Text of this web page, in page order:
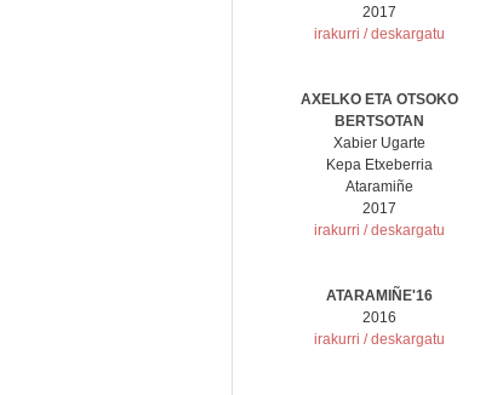
2017
irakurri / deskargatu
AXELKO ETA OTSOKO
BERTSOTAN
Xabier Ugarte
Kepa Etxeberria
Ataramiñe
2017
irakurri / deskargatu
ATARAMIÑE'16
2016
irakurri / deskargatu